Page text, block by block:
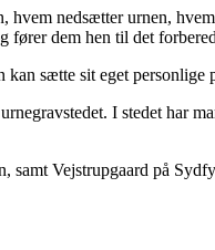
hvem nedsætter urnen,
fører dem hen til det
sætte sit eget
I stedet har
Vejstrupgaard på